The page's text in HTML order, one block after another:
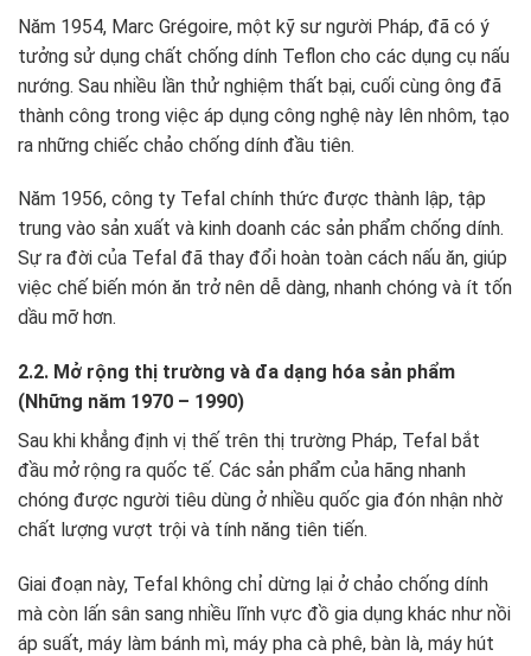
Năm 1954, Marc Grégoire, một kỹ sư người Pháp, đã có ý
tưởng sử dụng chất chống dính Teflon cho các dụng cụ nấu
nướng. Sau nhiều lần thử nghiệm thất bại, cuối cùng ông đã
thành công trong việc áp dụng công nghệ này lên nhôm, tạo
ra những chiếc chảo chống dính đầu tiên.
Năm 1956, công ty Tefal chính thức được thành lập, tập
trung vào sản xuất và kinh doanh các sản phẩm chống dính.
Sự ra đời của Tefal đã thay đổi hoàn toàn cách nấu ăn, giúp
việc chế biến món ăn trở nên dễ dàng, nhanh chóng và ít tốn
dầu mỡ hơn.
2.2. Mở rộng thị trường và đa dạng hóa sản phẩm
(Những năm 1970 – 1990)
Sau khi khẳng định vị thế trên thị trường Pháp, Tefal bắt
đầu mở rộng ra quốc tế. Các sản phẩm của hãng nhanh
chóng được người tiêu dùng ở nhiều quốc gia đón nhận nhờ
chất lượng vượt trội và tính năng tiên tiến.
Giai đoạn này, Tefal không chỉ dừng lại ở chảo chống dính
mà còn lấn sân sang nhiều lĩnh vực đồ gia dụng khác như nồi
áp suất, máy làm bánh mì, máy pha cà phê, bàn là, máy hút